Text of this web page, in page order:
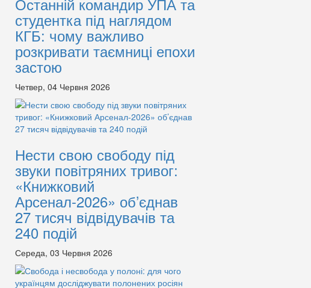
студентка під наглядом
КГБ: чому важливо
розкривати таємниці епохи
застою
Четвер, 04 Червня 2026
Нести свою свободу під
звуки повітряних тривог:
«Книжковий
Арсенал-2026» об’єднав
27 тисяч відвідувачів та
240 подій
Середа, 03 Червня 2026